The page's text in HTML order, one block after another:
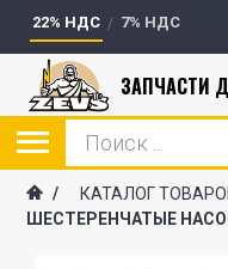
22% НДС 7% НДС
ЗАПЧАСТИ
/ КАТАЛОГ
ШЕСТЕРЕНЧАТЫЕ